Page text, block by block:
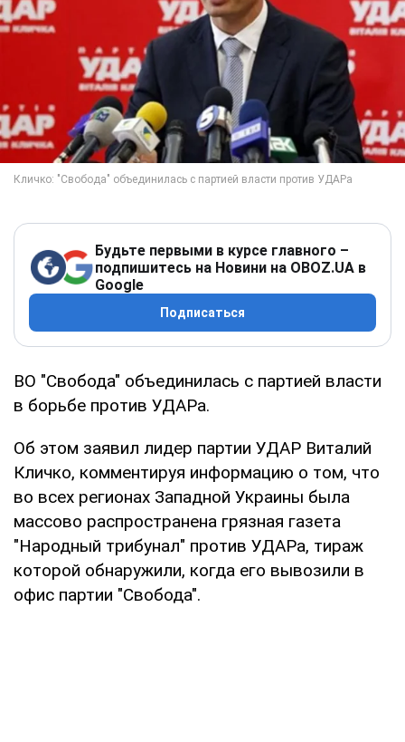
Будьте первыми в курсе главного –
подпишитесь на Новини на OBOZ.UA в
Google
Подписаться
ВО "Свобода" объединилась с партией власти
в борьбе против УДАРа.
Об этом заявил лидер партии УДАР Виталий
Кличко, комментируя информацию о том, что
во всех регионах Западной Украины была
массово распространена грязная газета
"Народный трибунал" против УДАРа, тираж
которой обнаружили, когда его вывозили в
офис партии "Свобода".